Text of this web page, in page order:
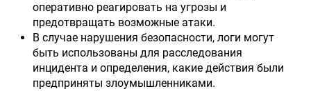
оперативно реагировать на угрозы и
предотвращать возможные атаки.
В случае нарушения безопасности, логи могут
быть использованы для расследования
инцидента и определения, какие действия были
предприняты злоумышленниками.